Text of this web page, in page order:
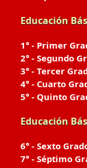
Educación
1° - Primer
2° - Segundo
3° - Tercer
4° - Cuarto
5° - Quinto
Educación
6° - Sexto
7° - Séptimo